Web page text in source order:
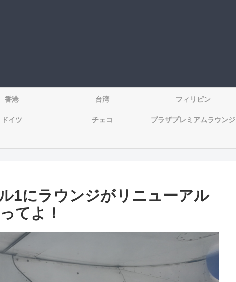
香港 台湾 フィリピン
ドイツ チェコ プラザプレミアムラウンジ
1にラウンジがリニューアル
てよ！